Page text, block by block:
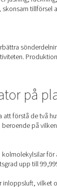
för att skapa
kvävgas
–
kvävgas